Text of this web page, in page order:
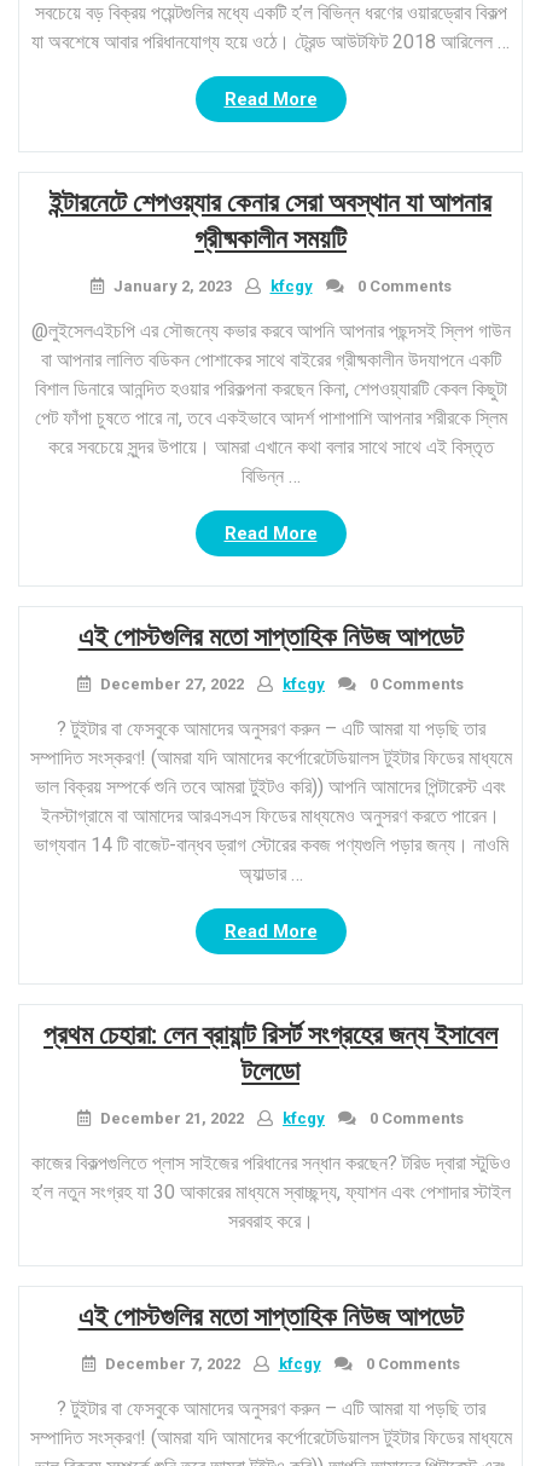
টুকরোটি
সন্ধান
সবচেয়ে বড় বিক্রয় পয়েন্টগুলির মধ্যে একটি হ’ল বিভিন্ন ধরণের ওয়ারড্রোব বিকল্প
যা অবশেষে আবার পরিধানযোগ্য হয়ে ওঠে। ট্রেন্ড আউটফিট 2018 আরিলেল …
Read More“ফ্যাশন
গার্লস
পরিধান
করে
এমন
2018
পতনের
রঙের
ইন্টারনেটে শেপওয়্যার কেনার সেরা অবস্থান যা আপনার
গ্রীষ্মকালীন সময়টি
January 2, 2023 kfcgy 0 Comments
@লুইসেলএইচপি এর সৌজন্যে কভার করবে আপনি আপনার পছন্দসই স্লিপ গাউন
বা আপনার লালিত বডিকন পোশাকের সাথে বাইরের গ্রীষ্মকালীন উদযাপনে একটি
বিশাল ডিনারে আনন্দিত হওয়ার পরিকল্পনা করছেন কিনা, শেপওয়্যারটি কেবল কিছুটা
পেট ফাঁপা চুষতে পারে না, তবে একইভাবে আদর্শ পাশাপাশি আপনার শরীরকে স্লিম
করে সবচেয়ে সুন্দর উপায়ে। আমরা এখানে কথা বলার সাথে সাথে এই বিস্তৃত
বিভিন্ন …
Read More“ইন্টারনেটে
শেপওয়্যার
কেনার
সেরা
অবস্থান
আপনার
গ্রীষ্মকালীন
সময়টি”
এই পোস্টগুলির মতো সাপ্তাহিক নিউজ আপডেট
December 27, 2022 kfcgy 0 Comments
? টুইটার বা ফেসবুকে আমাদের অনুসরণ করুন – এটি আমরা যা পড়ছি তার
সম্পাদিত সংস্করণ! (আমরা যদি আমাদের কর্পোরেটেডিয়ালস টুইটার ফিডের মাধ্যমে
ভাল বিক্রয় সম্পর্কে শুনি তবে আমরা টুইটও করি)) আপনি আমাদের পিন্টারেস্ট এবং
ইনস্টাগ্রামে বা আমাদের আরএসএস ফিডের মাধ্যমেও অনুসরণ করতে পারেন।
ভাগ্যবান 14 টি বাজেট-বান্ধব ড্রাগ স্টোরের কবজ পণ্যগুলি পড়ার জন্য। নাওমি
অ্যাল্ডার …
Read More“এই
পোস্টগুলির
মতো
সাপ্তাহিক
নিউজ
প্রথম চেহারা: লেন ব্রায়ান্ট রিসর্ট সংগ্রহের জন্য ইসাবেল
টলেডো
December 21, 2022 kfcgy 0 Comments
কাজের বিকল্পগুলিতে প্লাস সাইজের পরিধানের সন্ধান করছেন? টরিড দ্বারা স্টুডিও
হ’ল নতুন সংগ্রহ যা 30 আকারের মাধ্যমে স্বাচ্ছন্দ্য, ফ্যাশন এবং পেশাদার স্টাইল
সরবরাহ করে।
এই পোস্টগুলির মতো সাপ্তাহিক নিউজ আপডেট
December 7, 2022 kfcgy 0 Comments
? টুইটার বা ফেসবুকে আমাদের অনুসরণ করুন – এটি আমরা যা পড়ছি তার
সম্পাদিত সংস্করণ! (আমরা যদি আমাদের কর্পোরেটেডিয়ালস টুইটার ফিডের মাধ্যমে